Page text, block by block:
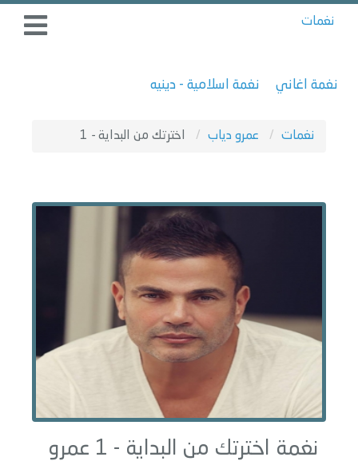
نغمات
نغمة اغاني نغمة اسلامية - دينيه
نغمات عمرو دياب اخترتك من البداية - 1
نغمة اخترتك من البداية - 1 عمرو